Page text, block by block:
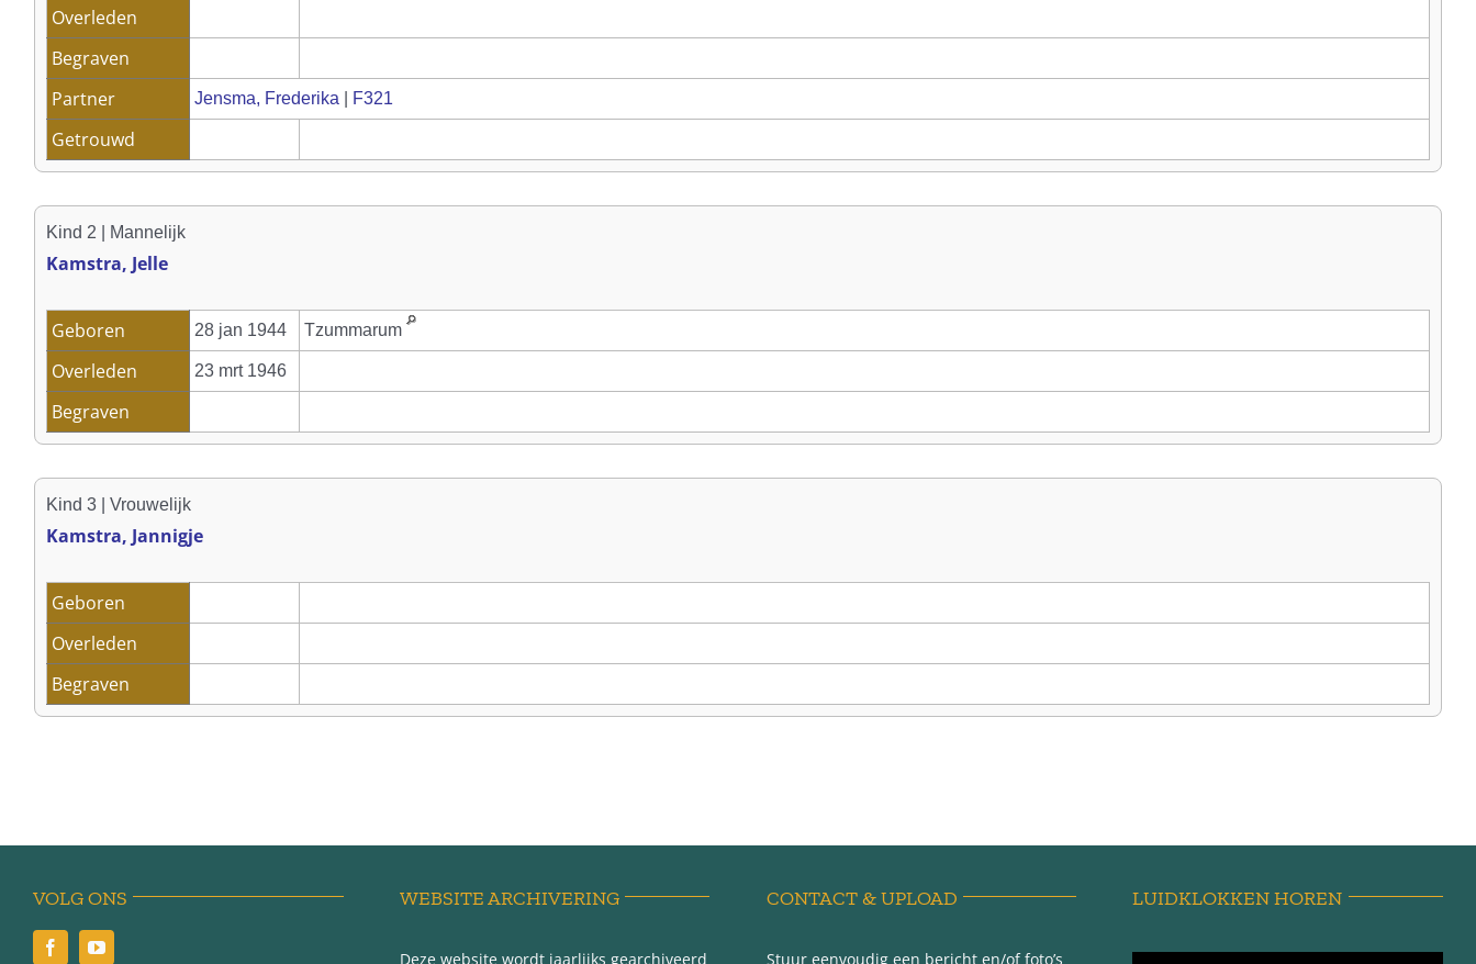
Overleden
Begraven
Partner
Jensma, Frederika F321
Getrouwd
Kind 2 | Mannelijk
Kamstra, Jelle
Geboren 28 jan 1944 Tzummarum
Overleden 23 mrt 1946
Begraven
Kind 3 | Vrouwelijk
Kamstra, Jannigje
Geboren
Overleden
Begraven
VOLG ONS WEBSITE ARCHIVERING
Deze website wordt jaarlijks gearchiveerd
CONTACT & UPLOAD
Stuur eenvoudig een bericht en/of foto’s
LUIDKLOKKEN HOREN